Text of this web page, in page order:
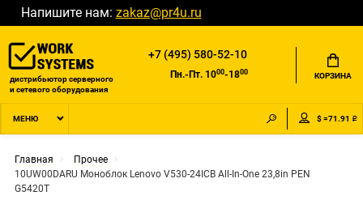
Напишите нам: zakaz@pr4u.ru
дистрибьютор серверного
и сетевого оборудования
+7 (495) 580-52-10
Пн.-Пт. 1000-1800 КОРЗИНА
МЕНЮ $ =71.91 ₽
Главная
Прочее
10UW00DARU Моноблок Lenovo V530-24ICB All-In-One 23,8in PEN
G5420T